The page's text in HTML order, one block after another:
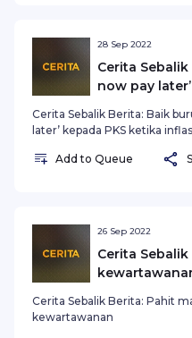
28 Sep 2022
Cerita Sebalik
now pay
Cerita Sebalik Berita: Baik
later’ kepada PKS ketika
Add to Queue
26 Sep 2022
Cerita
Cerita Sebalik Berita: Pahit
kewartawanan